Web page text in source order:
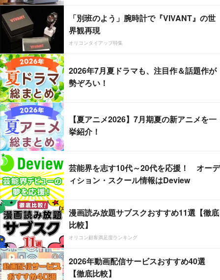
「別班のよう」腕時計で『VIVANT』の世
界観再現
オリコンタイアップ特集
2026年7月夏ドラマも、注目作＆話題作が
勢ぞろい！
【夏アニメ2026】7月期夏の新アニメを一
挙紹介！
芸能界を志す10代～20代を応援！ オーデ
ィション・スクール情報はDeview
漫画読み放題サブスクおすすめ11選【徹底
比較】
オリコン顧客満足度ランキング
2026年動画配信サービスおすすめ40選
【徹底比較】